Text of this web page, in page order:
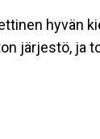
hyvän
järjestö, ja